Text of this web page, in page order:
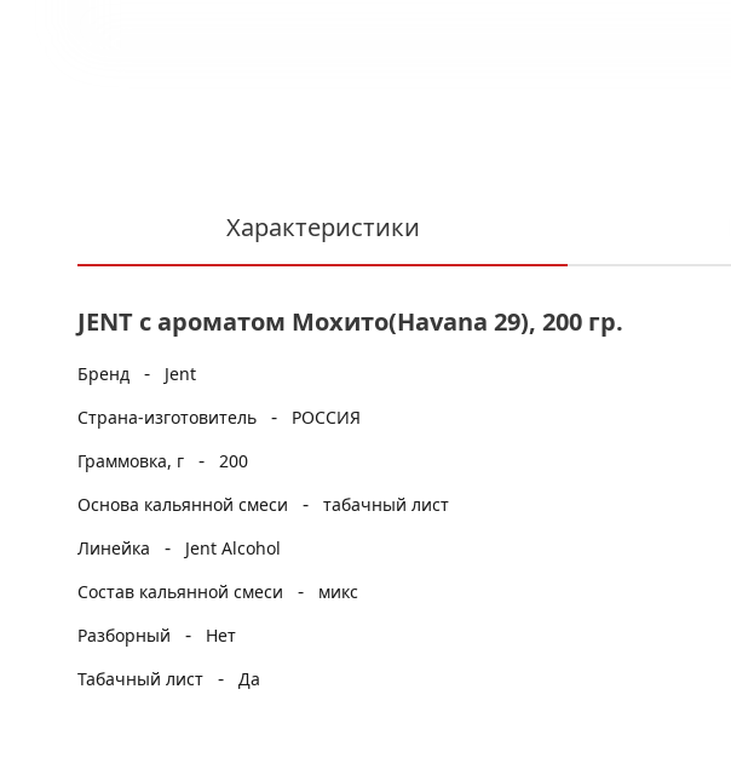
Характеристики
JENT с ароматом Мохито(Havana 29), 200 гр.
Бренд -
Jent
Страна-изготовитель
-
РОССИЯ
Граммовка, г
- 200
Основа кальянной смеси
- табачный лист
Линейка
-
Jent Alcohol
Состав кальянной смеси
-
микс
Разборный
-
Нет
Табачный лист
- Да